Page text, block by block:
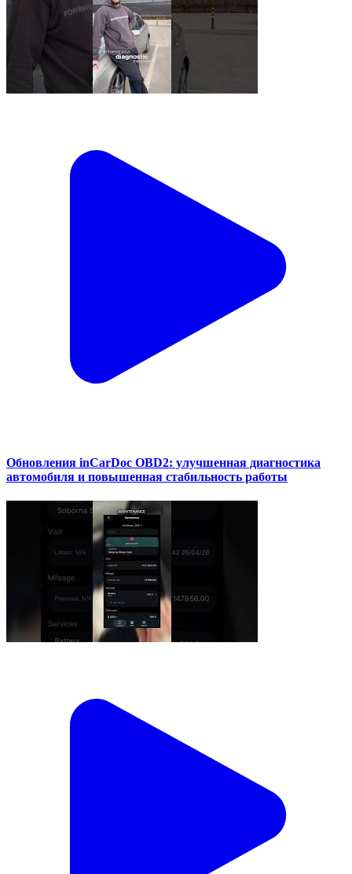
Обновления inCarDoc OBD2: улучшенная диагностика
автомобиля и повышенная стабильность работы